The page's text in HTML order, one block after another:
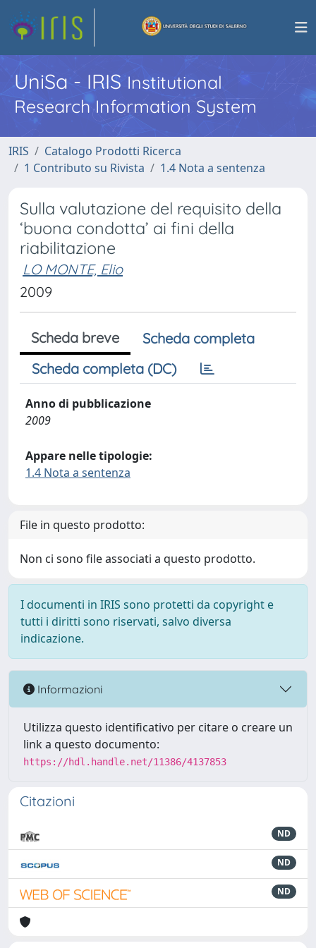
UniSa - IRISInstitutional
Research Information System
IRIS
Catalogo Prodotti Ricerca
1 Contributo su Rivista
1.4 Nota a sentenza
Sulla valutazione del requisito della
‘buona condotta’ ai fini della
riabilitazione
LO MONTE, Elio
2009
Scheda breve
Scheda completa
Scheda completa (DC)
Anno di pubblicazione
2009
Appare nelle tipologie:
1.4 Nota a sentenza
File in questo prodotto:
Non ci sono file associati a questo prodotto.
I documenti in IRIS sono protetti da copyright e
tutti i diritti sono riservati, salvo diversa
indicazione.
Informazioni
Utilizza questo identificativo per citare o creare un
link a questo documento:
https://hdl.handle.net/11386/4137853
Citazioni
ND
ND
ND